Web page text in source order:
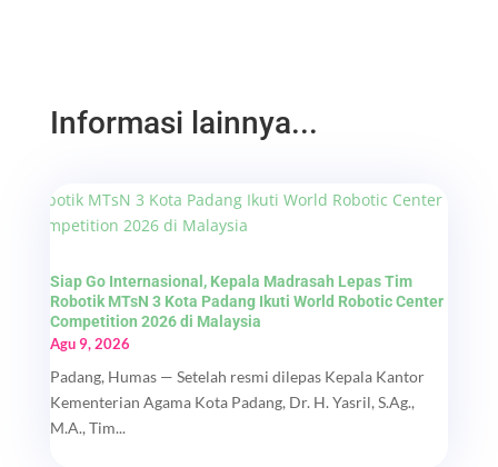
Informasi lainnya...
Siap Go Internasional, Kepala Madrasah Lepas Tim
Robotik MTsN 3 Kota Padang Ikuti World Robotic Center
Competition 2026 di Malaysia
Agu 9, 2026
Padang, Humas — Setelah resmi dilepas Kepala Kantor
Kementerian Agama Kota Padang, Dr. H. Yasril, S.Ag.,
M.A., Tim...